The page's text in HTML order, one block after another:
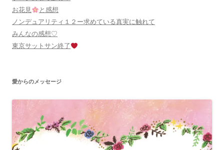
お花見
と感想
ノンデュアリティ１２ー求めている真実に触れて
みんなの感想♡
東京サットサン終了
愛からのメッセージ